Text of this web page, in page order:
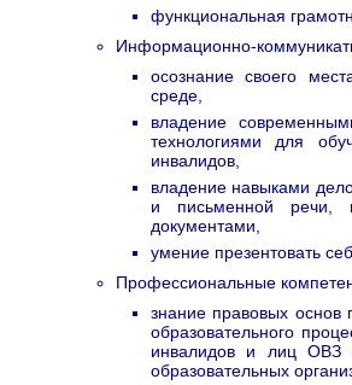
функциональная
Информационно-
осознание своего
среде,
владение
технологиями для
инвалидов,
владение навыками
и письменной речи,
документами,
умение презентовать
Профессиональные
знание правовых основ
образовательного
инвалидов и лиц ОВЗ
образовательных